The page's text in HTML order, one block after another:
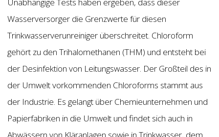
Wasserversorger die Grenzwerte für diesen
Trinkwasserverunreiniger überschreitet. Chloroform
gehört zu den Trihalomethanen (THM) und entsteht bei
der Desinfektion von Leitungswasser. Der Großteil des in
der Umwelt vorkommenden Chloroforms stammt aus
der Industrie. Es gelangt über Chemieunternehmen und
Papierfabriken in die Umwelt und findet sich auch in
Abwässern von Kläranlagen sowie in Trinkwasser, dem